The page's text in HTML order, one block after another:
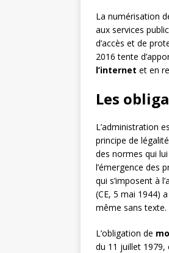
La numérisation
aux services
d’accès et de
2016 tente
l’internet et en
Les
L’administration
principe de
des normes qui
l’émergence des
qui s’imposent à
(CE, 5 mai 1944)
même sans texte.
L’obligation de
du 11 juillet